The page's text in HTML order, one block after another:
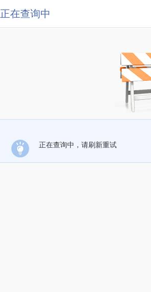
正在查询中
正在查询中，请刷新重试